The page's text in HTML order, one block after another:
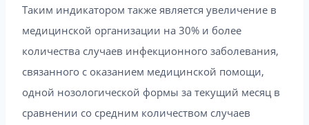
Таким индикатором также является увеличение в
медицинской организации на 30% и более
количества случаев инфекционного заболевания,
связанного с оказанием медицинской помощи,
одной нозологической формы за текущий месяц в
сравнении со средним количеством случаев